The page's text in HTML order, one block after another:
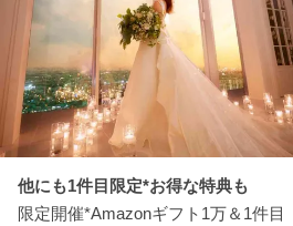
他にも1件目限定*お得な特典も
限定開催*Amazonギフト1万＆1件目